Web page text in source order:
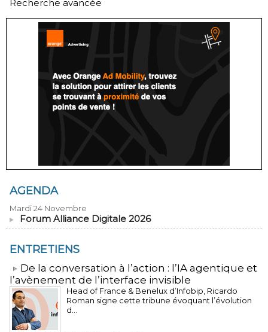
Recherche avancée
AGENDA
Mardi 24 Novembre
Forum Alliance Digitale 2026
ENTRETIENS
​De la conversation à l’action : l’IA agentique et
l’avènement de l’interface invisible
Head of France & Benelux d’Infobip, Ricardo
Roman signe cette tribune évoquant l’évolution
d...